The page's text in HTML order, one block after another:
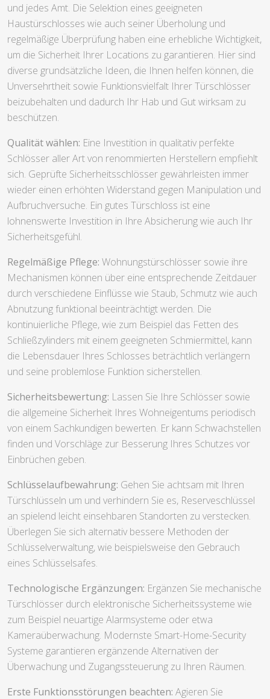
und jedes Amt. Die Selektion eines geeigneten
Haustürschlosses wie auch seiner Überholung und
regelmäßige Überprüfung haben eine erhebliche Wichtigkeit,
um die Sicherheit Ihrer Locations zu garantieren. Hier sind
diverse grundsätzliche Ideen, die Ihnen helfen können, die
Unversehrtheit sowie Funktionsvielfalt Ihrer Türschlösser
beizubehalten und dadurch Ihr Hab und Gut wirksam zu
beschützen.
Qualität wählen: Eine Investition in qualitativ perfekte
Schlösser aller Art von renommierten Herstellern empfiehlt
sich. Geprüfte Sicherheitsschlösser gewährleisten immer
wieder einen erhöhten Widerstand gegen Manipulation und
Aufbruchversuche. Ein gutes Türschloss ist eine
lohnenswerte Investition in Ihre Absicherung wie auch Ihr
Sicherheitsgefühl.
Regelmäßige Pflege: Wohnungstürschlösser sowie ihre
Mechanismen können über eine entsprechende Zeitdauer
durch verschiedene Einflüsse wie Staub, Schmutz wie auch
Abnutzung funktional beeinträchtigt werden. Die
kontinuierliche Pflege, wie zum Beispiel das Fetten des
Schließzylinders mit einem geeigneten Schmiermittel, kann
die Lebensdauer Ihres Schlosses beträchtlich verlängern
und seine problemlose Funktion sicherstellen.
Sicherheitsbewertung: Lassen Sie Ihre Schlösser sowie
die allgemeine Sicherheit Ihres Wohneigentums periodisch
von einem Sachkundigen bewerten. Er kann Schwachstellen
finden und Vorschläge zur Besserung Ihres Schutzes vor
Einbrüchen geben.
Schlüsselaufbewahrung: Gehen Sie achtsam mit Ihren
Türschlüsseln um und verhindern Sie es, Reserveschlüssel
an spielend leicht einsehbaren Standorten zu verstecken.
Überlegen Sie sich alternativ bessere Methoden der
Schlüsselverwaltung, wie beispielsweise den Gebrauch
eines Schlüsselsafes.
Technologische Ergänzungen: Ergänzen Sie mechanische
Türschlösser durch elektronische Sicherheitssysteme wie
zum Beispiel neuartige Alarmsysteme oder etwa
Kameraüberwachung. Modernste Smart-Home-Security
Systeme garantieren ergänzende Alternativen der
Überwachung und Zugangssteuerung zu Ihren Räumen.
Erste Funktionsstörungen beachten: Agieren Sie